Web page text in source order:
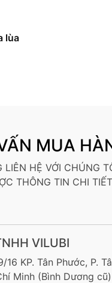
lùa
MUA
LIÊN HỆ VỚI CHÚNG
THÔNG TIN CHI TIẾT
VILUBI
16 KP. Tân Phước, P.
Minh (Bình Dương cũ)